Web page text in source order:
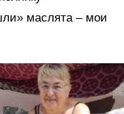
маслята – мои